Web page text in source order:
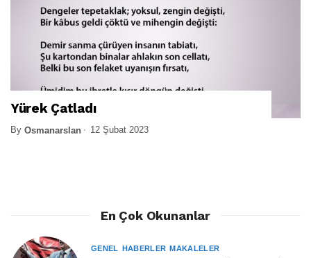
Yürek Çatladı
By Osmanarslan 12 Şubat 2023
En Çok Okunanlar
GENEL HABERLER MAKALELER